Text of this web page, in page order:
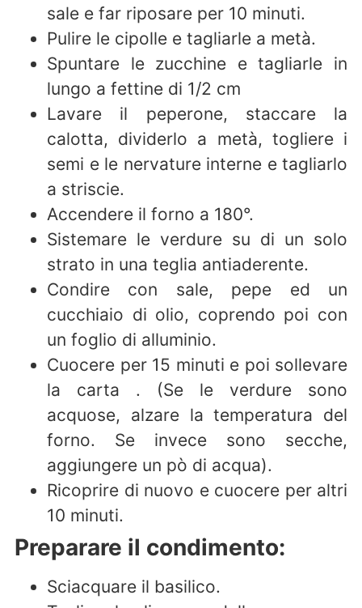
sale e far riposare per 10 minuti.
Pulire le cipolle e tagliarle a metà.
Spuntare le zucchine e tagliarle in
lungo a fettine di 1/2 cm
Lavare il peperone, staccare la
calotta, dividerlo a metà, togliere i
semi e le nervature interne e tagliarlo
a striscie.
Accendere il forno a 180°.
Sistemare le verdure su di un solo
strato in una teglia antiaderente.
Condire con sale, pepe ed un
cucchiaio di olio, coprendo poi con
un foglio di alluminio.
Cuocere per 15 minuti e poi sollevare
la carta . (Se le verdure sono
acquose, alzare la temperatura del
forno. Se invece sono secche,
aggiungere un pò di acqua).
Ricoprire di nuovo e cuocere per altri
10 minuti.
Preparare il condimento:
Sciacquare il basilico.